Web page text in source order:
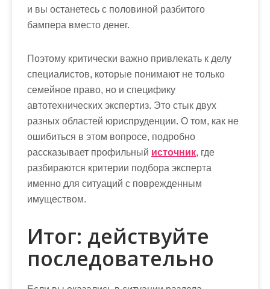
и вы останетесь с половиной разбитого
бампера вместо денег.
Поэтому критически важно привлекать к делу
специалистов, которые понимают не только
семейное право, но и специфику
автотехнических экспертиз. Это стык двух
разных областей юриспруденции. О том, как не
ошибиться в этом вопросе, подробно
рассказывает профильный источник, где
разбираются критерии подбора эксперта
именно для ситуаций с поврежденным
имуществом.
Итог: действуйте
последовательно